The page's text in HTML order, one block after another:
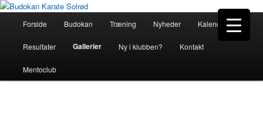
Budokan Karate Solrød
Fortsæt
til
primært
Forside Budokan Træning Nyheder Kalender
Resultater Gallerier Ny i klubben? Kontakt
Mentoclub